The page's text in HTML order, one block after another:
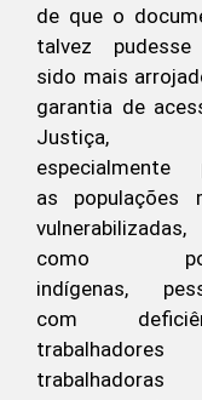
de que o
talvez
sido mais
garantia de
Justiça,
especialmente
as populações
vulnerabilizadas,
como
indígenas,
com